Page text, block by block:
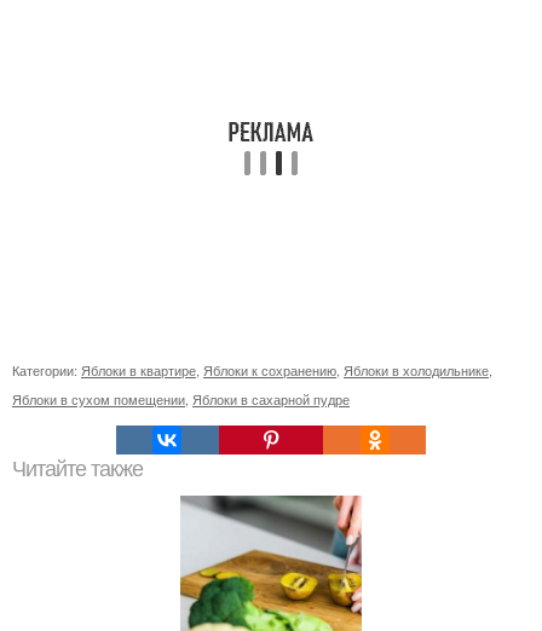
Категории: Яблоки в квартире Яблоки к сохранению Яблоки в холодильнике
Яблоки в сухом помещении Яблоки в сахарной пудре
Читайте также